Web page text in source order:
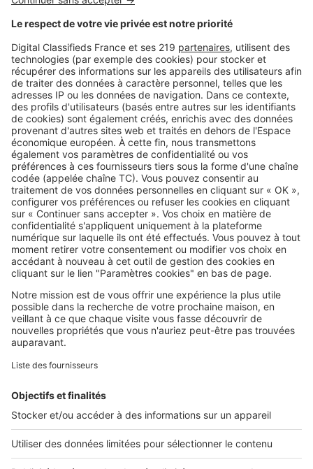
maison ?
A la une !
Maîtriser votre projet (325 articles) Terrains (55
Image
Maîtriser votre projet
Les étapes et délais moyens pour la
construction d’une maison
individuelle
Image
Maîtriser votre projet
Les étapes de construction d’une
maison en kit
Image
Image
Maîtriser votre projet